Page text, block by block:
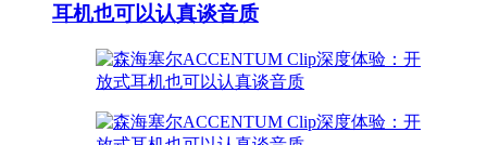
耳机也可以认真谈音质